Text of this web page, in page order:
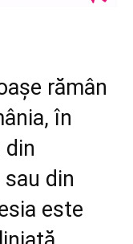
rămân
în
din
din
este